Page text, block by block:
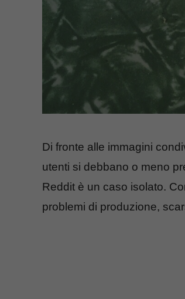
Di fronte alle immagini
utenti si debbano o meno
Reddit è un caso isolato.
problemi di produzione,